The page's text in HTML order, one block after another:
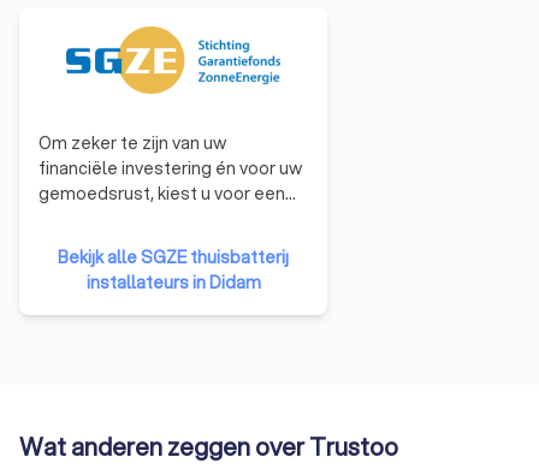
Om zeker te zijn van uw
financiële investering én voor uw
gemoedsrust, kiest u voor een
aangesloten is bij een
garantiefonds. Een Stichting
Garantiefonds ZonneEnergie
(SGZE)-deelnemer voldoet altijd
gegarandeerd. Juist nu is het
Bekijk alle SGZE thuisbatterij
installateurs in Didam
Wat anderen zeggen over Trustoo